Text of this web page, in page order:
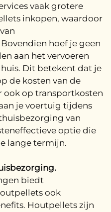
vaak grotere
inkopen, waardoor
hoef je geen
aan het vervoeren
Dit betekent dat je
de kosten van de
ook op transportkosten
je voertuig tijdens
van
optie die
lange termijn.
biedt
ook
Houtpellets zijn